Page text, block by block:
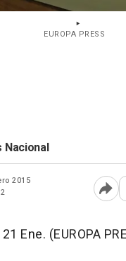
EUROPA PRESS
Nacional
2015
Ene. (EUROPA